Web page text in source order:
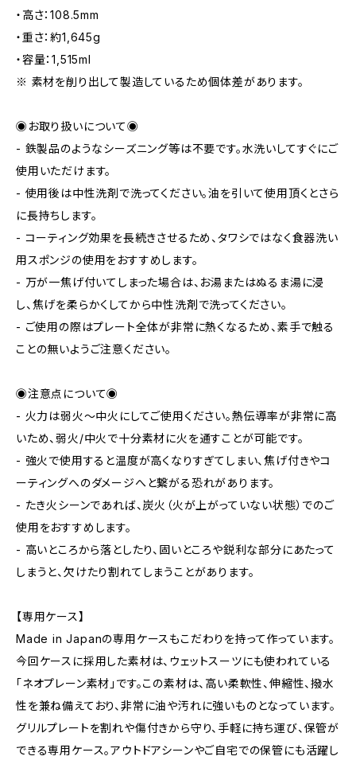
・高さ：108.5mm
・重さ：約1,645g
・容量：1,515ml
※ 素材を削り出して製造しているため個体差があります。
◉お取り扱いについて◉
- 鉄製品のようなシーズニング等は不要です。水洗いしてすぐにご
使用いただけます。
- 使用後は中性洗剤で洗ってください。油を引いて使用頂くとさら
に長持ちします。
- コーティング効果を長続きさせるため、タワシではなく食器洗い
用スポンジの使用をおすすめします。
- 万が一焦げ付いてしまった場合は、お湯またはぬるま湯に浸
し、焦げを柔らかくしてから中性洗剤で洗ってください。
- ご使用の際はプレート全体が非常に熱くなるため、素手で触る
ことの無いようご注意ください。
◉注意点について◉
- 火力は弱火〜中火にしてご使用ください。熱伝導率が非常に高
いため、弱火/中火で十分素材に火を通すことが可能です。
- 強火で使用すると温度が高くなりすぎてしまい、焦げ付きやコ
ーティングへのダメージへと繋がる恐れがあります。
- たき火シーンであれば、炭火（火が上がっていない状態）でのご
使用をおすすめします。
- 高いところから落としたり、固いところや鋭利な部分にあたって
しまうと、欠けたり割れてしまうことがあります。
【専用ケース】
Made in Japanの専用ケースもこだわりを持って作っています。
今回ケースに採用した素材は、ウェットスーツにも使われている
「ネオプレーン素材」です。この素材は、高い柔軟性、伸縮性、撥水
性を兼ね備えており、非常に油や汚れに強いものとなっています。
グリルプレートを割れや傷付きから守り、手軽に持ち運び、保管が
できる専用ケース。アウトドアシーンやご自宅での保管にも活躍し